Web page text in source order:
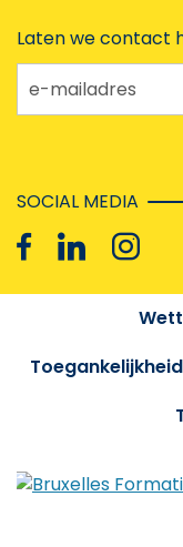
Laten we contact
e-mailadres
SOCIAL MEDIA